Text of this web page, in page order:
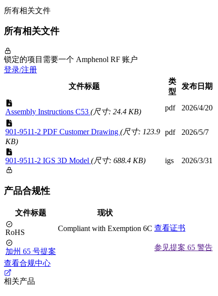
所有相关文件
所有相关文件
锁定的项目需要一个 Amphenol RF 账户
登录/注册
文件标题
类
型
发布日期
Assembly Instructions C53 (尺寸: 24.4 KB) pdf 2026/4/20
901-9511-2 PDF Customer Drawing (尺寸: 123.9
KB)
pdf 2026/5/7
901-9511-2 IGS 3D Model (尺寸: 688.4 KB) igs 2026/3/31
产品合规性
文件标题 现状
RoHS Compliant with Exemption 6C 查看证书
加州 65 号提案
参见提案 65 警告
查看合规中心
相关产品